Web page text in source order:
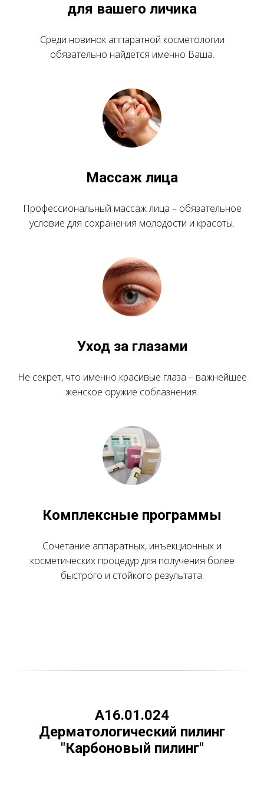
для вашего личика
Среди новинок аппаратной косметологии
обязательно найдется именно Ваша.
Массаж лица
Профессиональный массаж лица – обязательное
условие для сохранения молодости и красоты.
Уход за глазами
Не секрет, что именно красивые глаза – важнейшее
женское оружие соблазнения.
Комплексные программы
Сочетание аппаратных, инъекционных и
косметических процедур для получения более
быстрого и стойкого результата.
А16.01.024
Дерматологический пилинг
"Карбоновый пилинг"